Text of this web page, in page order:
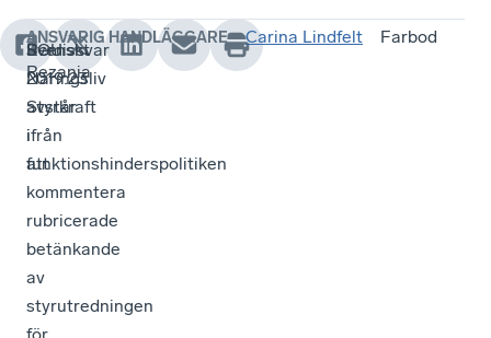
Remissvar
SOU
2019:23
Styrkraft
i
funktionshinderspolitiken
Svenskt
Näringsliv
avstår
ifrån
att
kommentera
rubricerade
betänkande
av
styrutredningen
ANSVARIG HANDLÄGGARE Carina Lindfelt
Farbod
Rezania